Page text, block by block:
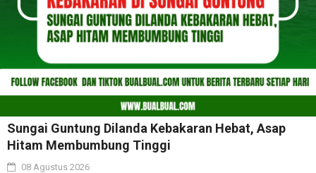
Sungai Guntung Dilanda Kebakaran Hebat, Asap
Hitam Membumbung Tinggi
08 Agustus 2026